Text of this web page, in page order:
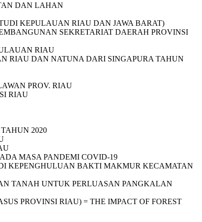
DAN LAHAN
KEPULAUAN RIAU DAN JAWA BARAT)
SEKRETARIAT DAERAH PROVINSI
RIAU
RIAU DAN NATUNA DARI SINGAPURA TAHUN
PROV. RIAU
RIAU
2020
MASA PANDEMI COVID-19
KEPENGHULUAN BAKTI MAKMUR KECAMATAN
TANAH UNTUK PERLUASAN PANGKALAN
PROVINSI RIAU) = THE IMPACT OF FOREST